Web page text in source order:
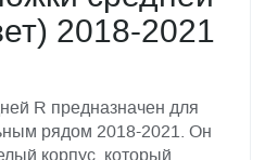
2018-2021
R предназначен для
рядом 2018-2021. Он
корпус, который